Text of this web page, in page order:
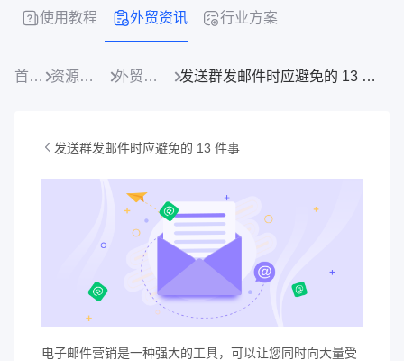
使用教程 外贸资讯 行业方案
首页 资源中心 外贸资讯 发送群发邮件时应避免的 13 件事
发送群发邮件时应避免的 13 件事
电子邮件营销是一种强大的工具，可以让您同时向大量受